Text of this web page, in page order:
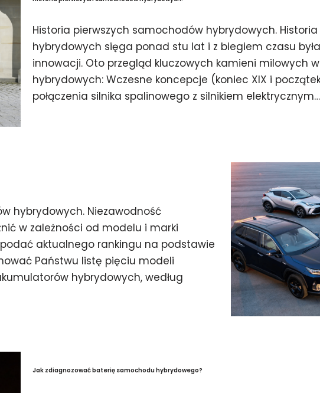
Historia pierwszych samochodów hybrydowych.
hybrydowych sięga ponad stu lat i z biegiem czasu
innowacji. Oto przegląd kluczowych kamieni milowych
hybrydowych: Wczesne koncepcje (koniec XIX i
połączenia silnika spalinowego z silnikiem elektrycznym…
hybrydowych. Niezawodność
w zależności od modelu i marki
aktualnego rankingu na podstawie
Państwu listę pięciu modeli
hybrydowych, według
Jak zdiagnozować baterię samochodu hybrydowego?